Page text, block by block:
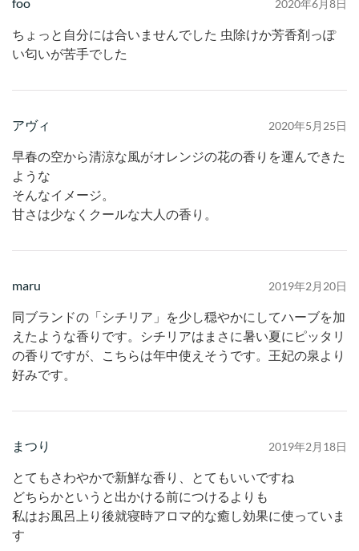
2020年6月8日
ちょっと自分には合いませんでした 虫除けか芳香剤っぽ
い匂いが苦手でした
アヴィ 2020年5月25日
早春の空から清涼な風がオレンジの花の香りを運んできた
ような
そんなイメージ。
甘さは少なくクールな大人の香り。
maru 2019年2月20日
同ブランドの「シチリア」を少し穏やかにしてハーブを加
えたような香りです。シチリアはまさに暑い夏にピッタリ
の香りですが、こちらは年中使えそうです。王妃の泉より
好みです。
まつり 2019年2月18日
とてもさわやかで新鮮な香り、とてもいいですね
どちらかというと出かける前につけるよりも
私はお風呂上り後就寝時アロマ的な癒し効果に使っていま
す